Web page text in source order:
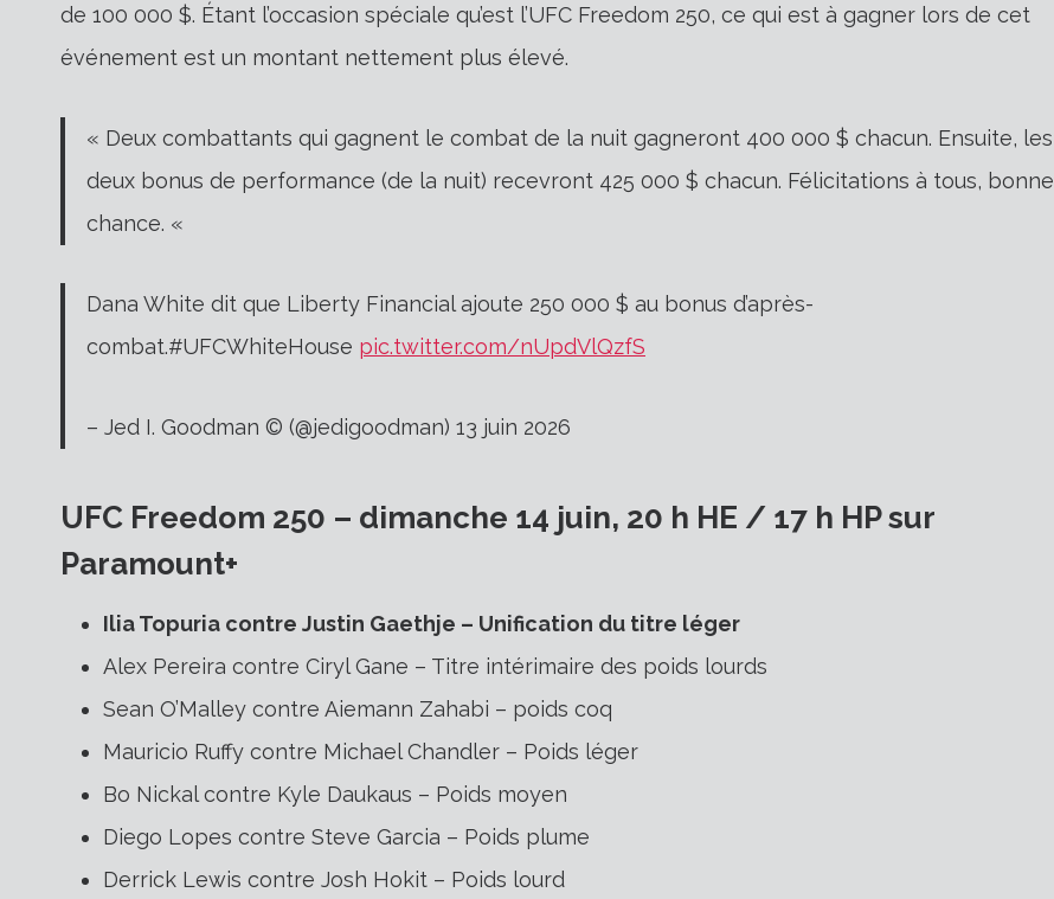
de 100 000 $. Étant l’occasion spéciale qu’est l’UFC Freedom 250, ce qui est à gagner lors de cet
événement est un montant nettement plus élevé.
« Deux combattants qui gagnent le combat de la nuit gagneront 400 000 $ chacun. Ensuite, les
deux bonus de performance (de la nuit) recevront 425 000 $ chacun. Félicitations à tous, bonne
chance. «
Dana White dit que Liberty Financial ajoute 250 000 $ au bonus d’après-
combat.#UFCWhiteHouse pic.twitter.com/nUpdVlQzfS
– Jed I. Goodman © (@jedigoodman) 13 juin 2026
UFC Freedom 250 – dimanche 14 juin, 20 h HE / 17 h HP sur
Paramount+
Ilia Topuria contre Justin Gaethje – Unification du titre léger
Alex Pereira contre Ciryl Gane – Titre intérimaire des poids lourds
Sean O’Malley contre Aiemann Zahabi – poids coq
Mauricio Ruffy contre Michael Chandler – Poids léger
Bo Nickal contre Kyle Daukaus – Poids moyen
Diego Lopes contre Steve Garcia – Poids plume
Derrick Lewis contre Josh Hokit – Poids lourd